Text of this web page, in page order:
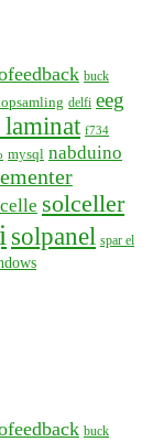
buck
delfi eeg
laminat f734
mysql nabduino
solceller
solpanel spar el
buck